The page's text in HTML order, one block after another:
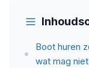
Boot huren
wat mag